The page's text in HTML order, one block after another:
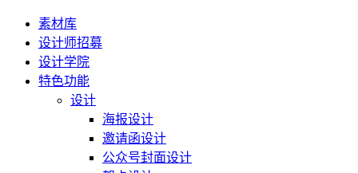
素材库
设计师招募
设计学院
特色功能
设计
海报设计
邀请函设计
公众号封面设计